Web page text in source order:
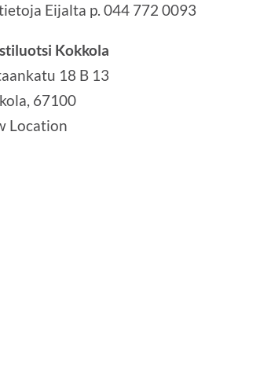
Eijal­ta p. 044 772 0093
Kokkola
18 B 13
, 67100
Location